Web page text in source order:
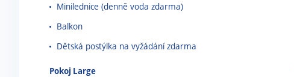
Minilednice (denně voda zdarma)
Balkon
Dětská postýlka na vyžádání zdarma
Pokoj Large